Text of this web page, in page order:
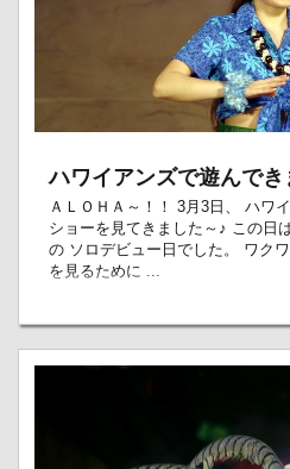
ハワイアンズで遊んでき
ＡＬＯＨＡ～！！ 3月3日、 ハワ
ショーを見てきました～♪ この日
の ソロデビュー日でした。 ワク
を見るために ...